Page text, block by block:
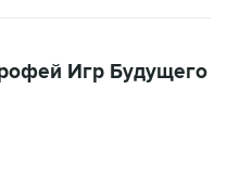
Игр Будущего